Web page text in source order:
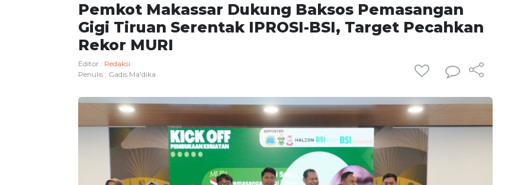
Pemkot Makassar Dukung Baksos Pemasangan
Gigi Tiruan Serentak IPROSI-BSI, Target Pecahkan
Rekor MURI
Editor : Redaksi
Penulis : Gadis Ma'dika